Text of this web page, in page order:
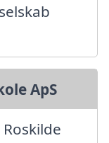
ApS